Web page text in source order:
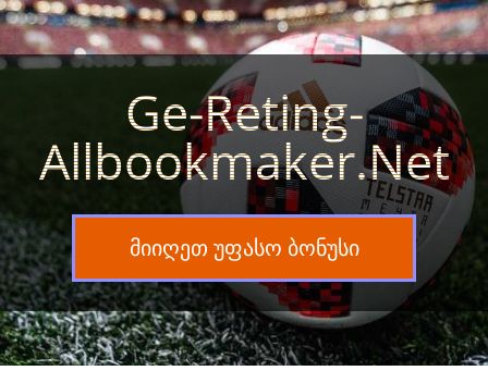
Ge-Reting-
Allbookmaker.net
მიიღეთ უფასო ბონუსი